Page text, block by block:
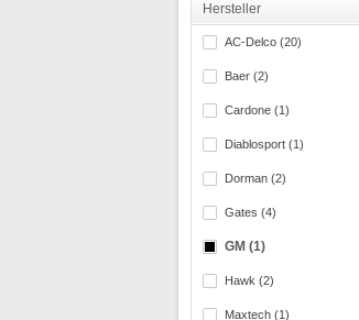
Hersteller
AC-Delco (20)
Baer (2)
Cardone (1)
Diablosport (1)
Dorman (2)
Gates (4)
GM (1)
Hawk (2)
Maxtech (1)